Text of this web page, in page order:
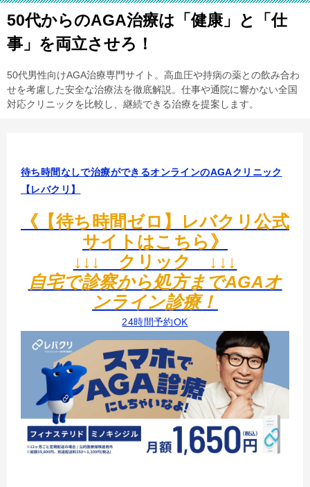
50代からのAGA治療は「健康」と「仕
事」を両立させろ！
50代男性向けAGA治療専門サイト。高血圧や持病の薬との飲み合わ
せを考慮した安全な治療法を徹底解説。仕事や通院に響かない全国
対応クリニックを比較し、継続できる治療を提案します。
待ち時間なしで治療ができるオンラインのAGAクリニック
【レバクリ】
《【待ち時間ゼロ】レバクリ公式
サイトはこちら》
↓↓↓ クリック ↓↓↓
自宅で診察から処方までAGAオ
ンライン診療！
24時間予約OK